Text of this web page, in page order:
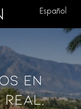
Español
En
Real,